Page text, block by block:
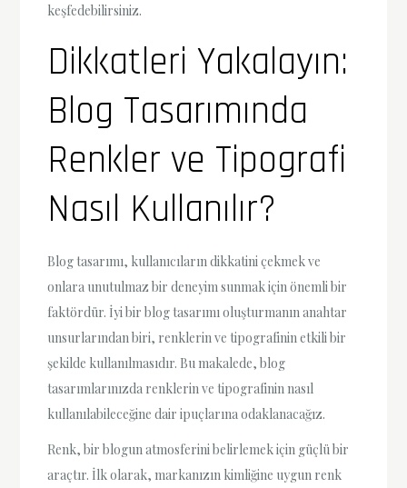
keşfedebilirsiniz.
Dikkatleri Yakalayın:
Blog Tasarımında
Renkler ve Tipografi
Nasıl Kullanılır?
Blog tasarımı, kullanıcıların dikkatini çekmek ve
onlara unutulmaz bir deneyim sunmak için önemli bir
faktördür. İyi bir blog tasarımı oluşturmanın anahtar
unsurlarından biri, renklerin ve tipografinin etkili bir
şekilde kullanılmasıdır. Bu makalede, blog
tasarımlarınızda renklerin ve tipografinin nasıl
kullanılabileceğine dair ipuçlarına odaklanacağız.
Renk, bir blogun atmosferini belirlemek için güçlü bir
araçtır. İlk olarak, markanızın kimliğine uygun renk